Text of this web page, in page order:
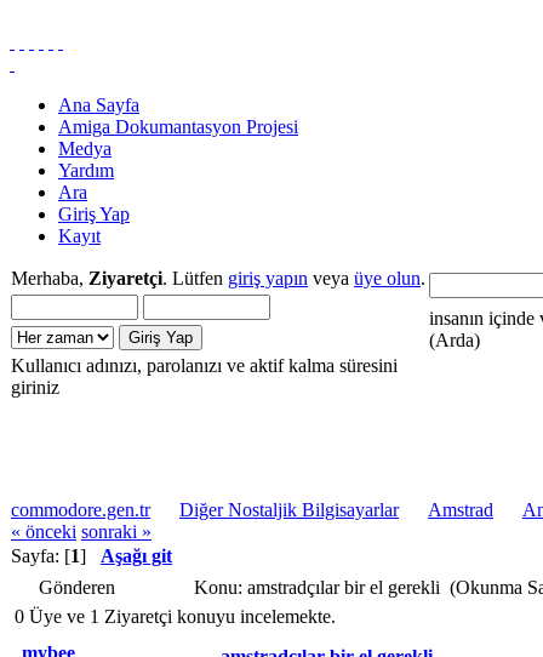
Ana Sayfa
Amiga Dokumantasyon Projesi
Medya
Yardım
Ara
Giriş Yap
Kayıt
Merhaba, Ziyaretçi. Lütfen giriş yapın veya üye olun.
Kullanıcı adınızı, parolanızı ve aktif kalma süresini
giriniz
insanın içinde
(Arda)
commodore.gen.tr Diğer Nostaljik Bilgisayarlar Amstrad
« önceki sonraki »
Sayfa: [1] Aşağı git
Gönderen
Konu: amstradçılar bir el gerekli (Okunma
0 Üye ve 1 Ziyaretçi konuyu incelemekte.
mybee